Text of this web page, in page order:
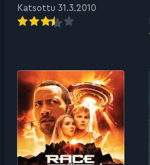
Katsottu 31.3.2010